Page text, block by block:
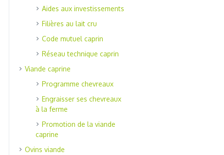
Aides aux investissements
Filières au lait cru
Code mutuel caprin
Réseau technique caprin
Viande caprine
Programme chevreaux
Engraisser ses chevreaux
à la ferme
Promotion de la viande
caprine
Ovins viande